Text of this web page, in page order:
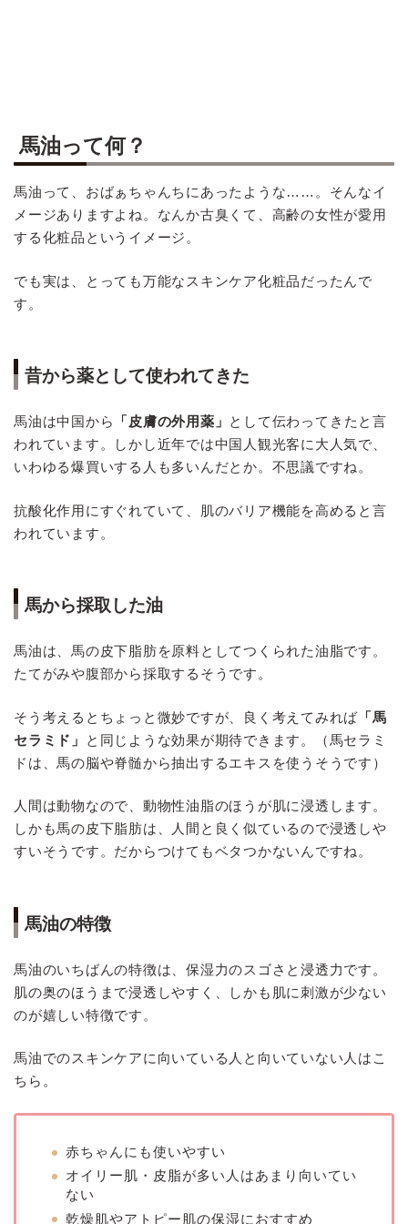
馬油って何？
馬油って、おばぁちゃんちにあったような……。そんなイ
メージありますよね。なんか古臭くて、高齢の女性が愛用
する化粧品というイメージ。
でも実は、とっても万能なスキンケア化粧品だったんで
す。
昔から薬として使われてきた
馬油は中国から 「皮膚の外用薬」 として伝わってきたと言
われています。しかし近年では中国人観光客に大人気で、
いわゆる爆買いする人も多いんだとか。不思議ですね。
抗酸化作用にすぐれていて、肌のバリア機能を高めると言
われています。
馬から採取した油
馬油は、馬の皮下脂肪を原料としてつくられた油脂です。
たてがみや腹部から採取するそうです。
そう考えるとちょっと微妙ですが、良く考えてみれば 「馬
セラミド」
と同じような効果が期待できます。（馬セラミ
ドは、馬の脳や脊髄から抽出するエキスを使うそうです）
人間は動物なので、動物性油脂のほうが肌に浸透します。
しかも馬の皮下脂肪は、人間と良く似ているので浸透しや
すいそうです。だからつけてもベタつかないんですね。
馬油の特徴
馬油のいちばんの特徴は、保湿力のスゴさと浸透力です。
肌の奥のほうまで浸透しやすく、しかも肌に刺激が少ない
のが嬉しい特徴です。
馬油でのスキンケアに向いている人と向いていない人はこ
ちら。
赤ちゃんにも使いやすい
オイリー肌・皮脂が多い人はあまり向いてい
ない
乾燥肌やアトピー肌の保湿におすすめ